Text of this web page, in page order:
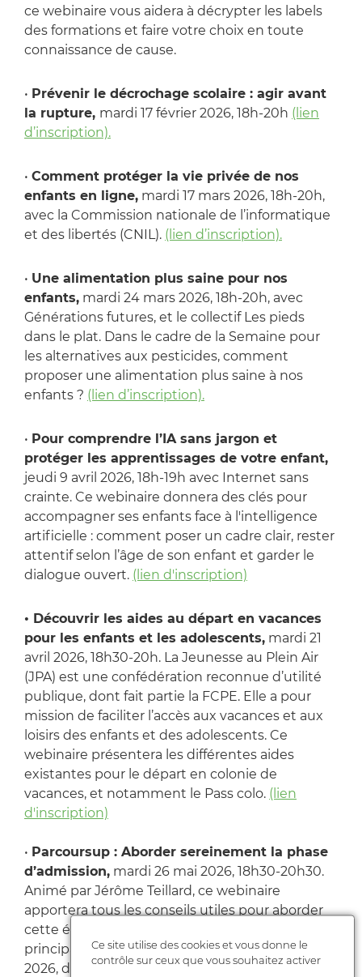
ce webinaire vous aidera à décrypter les labels
des formations et faire votre choix en toute
connaissance de cause.
• Prévenir le décrochage scolaire : agir avant
la rupture, mardi 17 février 2026, 18h-20h (lien
d’inscription).
• Comment protéger la vie privée de nos
enfants en ligne, mardi 17 mars 2026, 18h-20h,
avec la Commission nationale de l’informatique
et des libertés (CNIL). (lien d’inscription).
• Une alimentation plus saine pour nos
enfants, mardi 24 mars 2026, 18h-20h, avec
Générations futures, et le collectif Les pieds
dans le plat. Dans le cadre de la Semaine pour
les alternatives aux pesticides, comment
proposer une alimentation plus saine à nos
enfants ? (lien d’inscription).
• Pour comprendre l’IA sans jargon et
protéger les apprentissages de votre enfant,
jeudi 9 avril 2026, 18h-19h avec Internet sans
crainte. Ce webinaire donnera des clés pour
accompagner ses enfants face à l'intelligence
artificielle : comment poser un cadre clair, rester
attentif selon l’âge de son enfant et garder le
dialogue ouvert. (lien d'inscription)
• Découvrir les aides au départ en vacances
pour les enfants et les adolescents, mardi 21
avril 2026, 18h30-20h. La Jeunesse au Plein Air
(JPA) est une confédération reconnue d’utilité
publique, dont fait partie la FCPE. Elle a pour
mission de faciliter l’accès aux vacances et aux
loisirs des enfants et des adolescents. Ce
webinaire présentera les différentes aides
existantes pour le départ en colonie de
vacances, et notamment le Pass colo. (lien
d'inscription)
• Parcoursup : Aborder sereinement la phase
d’admission, mardi 26 mai 2026, 18h30-20h30.
Animé par Jérôme Teillard, ce webinaire
apportera tous les conseils utiles pour aborder
cette étape avec sérénité. La phase d’admission
principale de Parcoursup débutera le 2 juin
2026, date à partir de laquelle les candidats
Ce site utilise des cookies et vous donne le
contrôle sur ceux que vous souhaitez activer